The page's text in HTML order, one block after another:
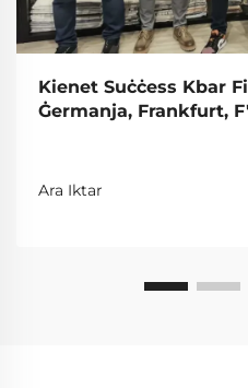
Kienet Suċċess Kbar
Ġermanja, Frankfurt,
Ara Iktar